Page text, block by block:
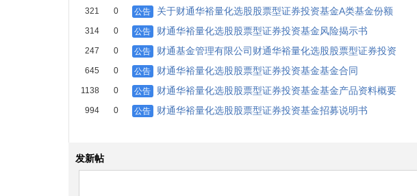
321 0 公告 关于财通华裕量化选股股票型证券投资基金A类基金份额
314 0 公告 财通华裕量化选股股票型证券投资基金风险揭示书
247 0 公告 财通基金管理有限公司财通华裕量化选股股票型证券投资
645 0 公告 财通华裕量化选股股票型证券投资基金基金合同
1138 0 公告 财通华裕量化选股股票型证券投资基金基金产品资料概要
994 0 公告 财通华裕量化选股股票型证券投资基金招募说明书